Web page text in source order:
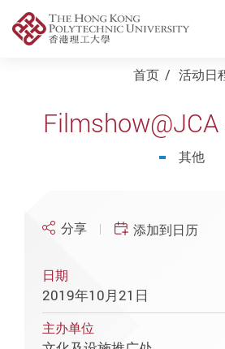
首页 活动日
其他
分享 添加到日历
日期
2019年10月21日
主办单位